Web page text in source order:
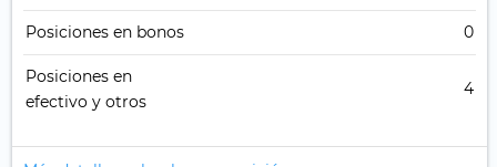
Posiciones en bonos 0
Posiciones en
efectivo y otros
4